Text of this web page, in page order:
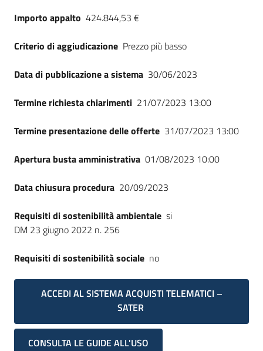
Seguici
Importo appalto 424.844,53 €
Criterio di aggiudicazione Prezzo più basso
Data di pubblicazione a sistema 30/06/2023
Termine richiesta chiarimenti 21/07/2023 13:00
Termine presentazione delle offerte 31/07/2023 13:00
Apertura busta amministrativa 01/08/2023 10:00
Data chiusura procedura 20/09/2023
Requisiti di sostenibilità ambientale si
DM 23 giugno 2022 n. 256
Requisiti di sostenibilità sociale no
ACCEDI AL SISTEMA ACQUISTI TELEMATICI –
SATER
CONSULTA LE GUIDE ALL'USO